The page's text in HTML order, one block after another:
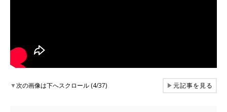
▼次の画像は下へスクロール (4/37) ▶元記事を見る